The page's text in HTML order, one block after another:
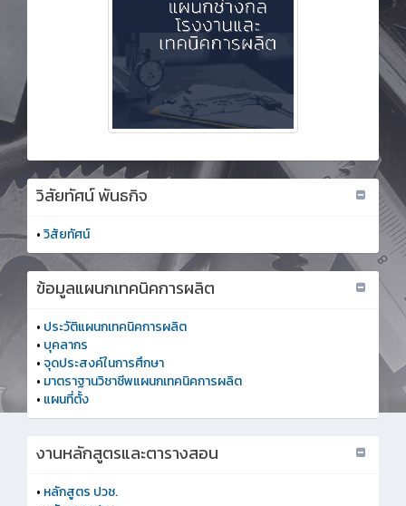
วิสัยทัศน์ พันธกิจ
•วิสัยทัศน์
ข้อมูลแผนกเทคนิคการผลิต
• ประวัติแผนกเทคนิคการผลิต
• บุคลากร
•จุดประสงค์ในการศึกษา
• มาตราฐานวิชาชีพแผนกเทคนิคการผลิต
• แผนที่ตั้ง
งานหลักสูตรและตารางสอน
• หลักสูตร ปวช.